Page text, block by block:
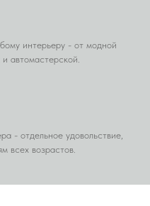
интерьеру - от модной
автомастерской.
- отдельное удовольствие,
всех возрастов.